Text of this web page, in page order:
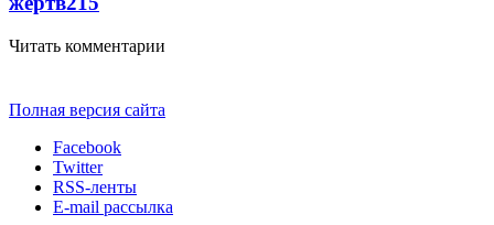
Читать комментарии
Полная версия сайта
Facebook
Twitter
RSS-ленты
E-mail рассылка